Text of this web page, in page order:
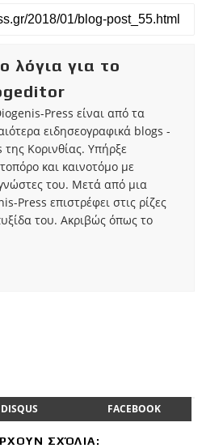
λόγια για το
Press είναι από τα
ειδησεογραφικά blogs -
της Κορινθίας. Υπήρξε
και καινοτόμο με
του. Μετά από μια
Press επιστρέφει στις ρίζες
του. Ακριβώς όπως το
DISQUS FACEBOOK
ΣΧΌΛΙΑ: